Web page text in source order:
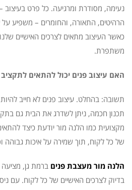
נעימה, מסודרת ומרגיעה. כל פרט בעיצוב
הרהיטים, התאורה, והחומרים – משפיע על
כאשר העיצוב מתאים לצרכים האישיים
משתפרת.
האם עיצוב פנים יכול להתאים
תשובה: בהחלט. עיצוב פנים לא חייב להיות
תכנון חכמה, ניתן לשדרג את הבית גם
מקצועית כמו הלנה מור יודעת כיצד
של כל לקוח, תוך שמירה על איכות גבוהה
הלנה מור מעצבת פנים ברמת גן, מציעה
בדיוק לצרכים האישיים של כל לקוח. עם